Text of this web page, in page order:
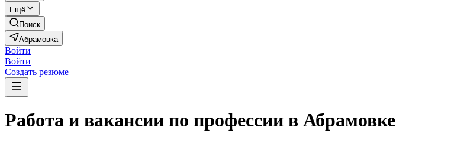
Ещё
Поиск
Абрамовка
Войти
Войти
Создать резюме
Работа и вакансии по профессии в Абрамовке